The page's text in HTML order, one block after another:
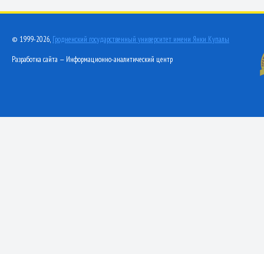
© 1999-2026, Гродненский государственный университет имени Янки Купалы
Разработка сайта — Информационно-аналитический центр